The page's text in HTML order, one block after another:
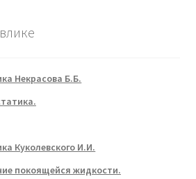
Некрасова Б.Б.
Куколевского И.И.
покоящейся жидкости.